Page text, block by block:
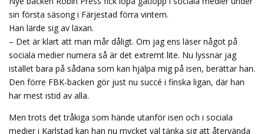
sin första säsong i Färjestad förra vintern.
Han lärde sig av läxan.
– Det är klart att man mår dåligt. Om jag ens läser något på
sociala medier numera så är det extremt lite. Nu lyssnar jag
istället bara på sådana som kan hjälpa mig på isen, berättar han.
Den förre FBK-backen gör just nu succé i finska ligan, där han
har mest istid av alla.
Men trots det tråkiga som hände utanför isen och i sociala
medier i Karlstad kan han nu mycket väl tänka sig att återvända